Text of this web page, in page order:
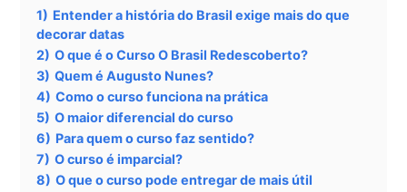
1) Entender a história do Brasil exige mais do que
decorar datas
2) O que é o Curso O Brasil Redescoberto?
3) Quem é Augusto Nunes?
4) Como o curso funciona na prática
5) O maior diferencial do curso
6) Para quem o curso faz sentido?
7) O curso é imparcial?
8) O que o curso pode entregar de mais útil